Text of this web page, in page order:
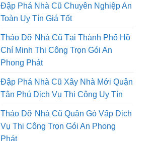
Minh Sài Gòn Báo Giá Chi Phí Thấp
Cam Kết Không Phát Sinh
Đập Phá Nhà Cũ Chuyên Nghiệp An
Toàn Uy Tín Giá Tốt
Tháo Dỡ Nhà Cũ Tại Thành Phố Hồ
Chí Minh Thi Công Trọn Gói An
Phong Phát
Đập Phá Nhà Cũ Xây Nhà Mới Quận
Tân Phú Dịch Vụ Thi Công Uy Tín